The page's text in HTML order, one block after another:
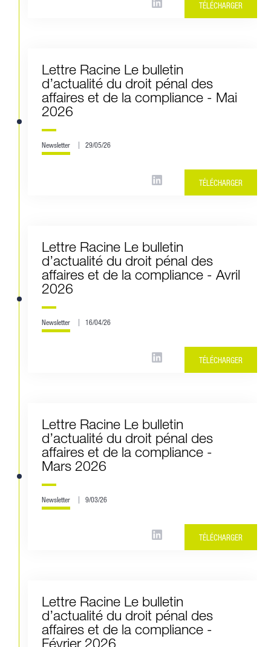
TÉLÉCHARGER
Lettre Racine Le bulletin
d’actualité du droit pénal des
affaires et de la compliance - Mai
2026
Newsletter 29/05/26
TÉLÉCHARGER
Lettre Racine Le bulletin
d’actualité du droit pénal des
affaires et de la compliance - Avril
2026
Newsletter 16/04/26
TÉLÉCHARGER
Lettre Racine Le bulletin
d’actualité du droit pénal des
affaires et de la compliance -
Mars 2026
Newsletter 9/03/26
TÉLÉCHARGER
Lettre Racine Le bulletin
d’actualité du droit pénal des
affaires et de la compliance -
Février 2026